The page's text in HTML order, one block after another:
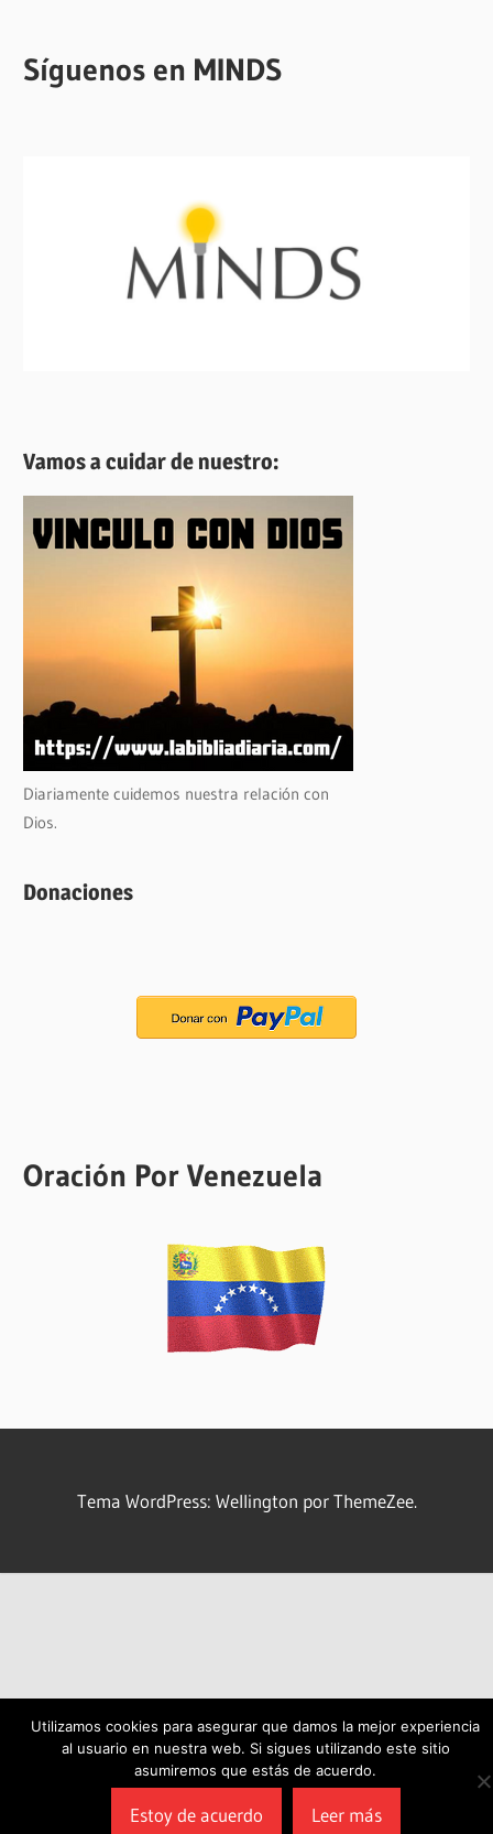
Síguenos en MINDS
Vamos a cuidar de nuestro:
Diariamente cuidemos nuestra relación con
Dios.
Donaciones
Oración Por Venezuela
Tema WordPress: Wellington por ThemeZee.
Utilizamos cookies para asegurar que damos la mejor experiencia
al usuario en nuestra web. Si sigues utilizando este sitio
asumiremos que estás de acuerdo.
Estoy de acuerdo Leer más